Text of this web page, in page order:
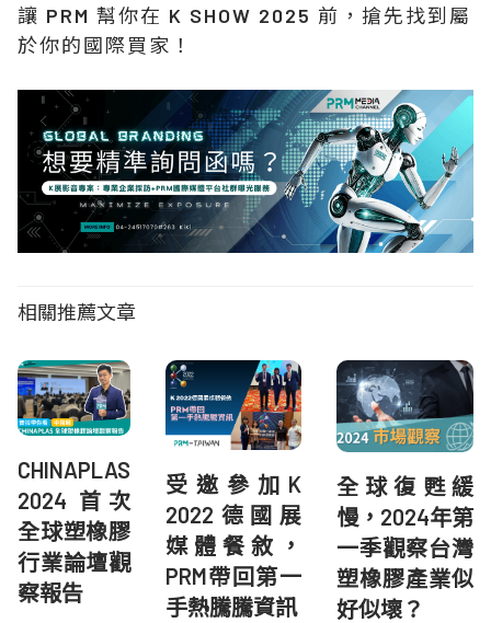
讓 PRM 幫你在 K SHOW 2025 前，搶先找到屬
於你的國際買家！
相關推薦文章
CHINAPLAS
2024 首次
全球塑橡膠
行業論壇觀
察報告
受邀參加K
2022德國展
媒體餐敘，
PRM帶回第一
手熱騰騰資訊
全球復甦緩
慢，2024年第
一季觀察台灣
塑橡膠產業似
好似壞？